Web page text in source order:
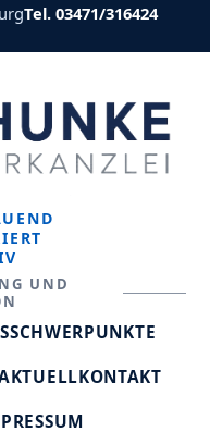
Tel. 03471/316424
UND
KONTAKT